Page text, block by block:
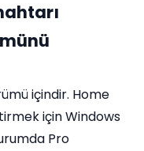
içindir. Home
için Windows
Pro